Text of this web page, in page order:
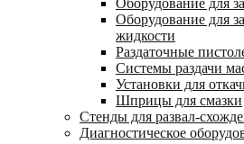
Оборудование для
Оборудование для
жидкости
Раздаточные
Системы раздачи
Установки для
Шприцы для смазки
Стенды для развал-
Диагностическое